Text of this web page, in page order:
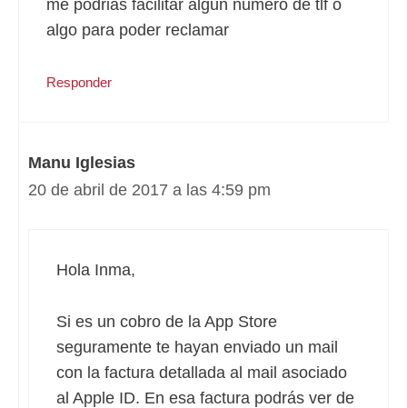
me podrias facilitar algun numero de tlf o
algo para poder reclamar
Responder
Manu Iglesias
20 de abril de 2017 a las 4:59 pm
Hola Inma,
Si es un cobro de la App Store
seguramente te hayan enviado un mail
con la factura detallada al mail asociado
al Apple ID. En esa factura podrás ver de